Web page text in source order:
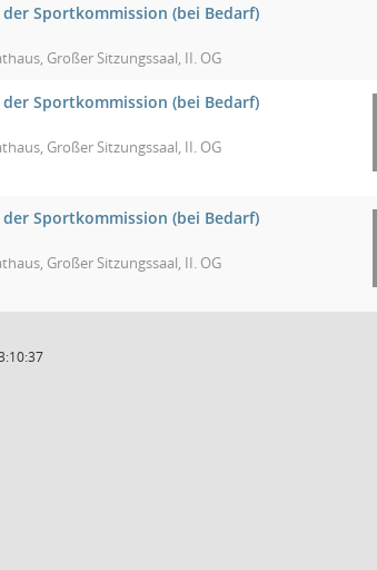
Sportkommission (bei Bedarf)
Großer Sitzungssaal, II. OG
Sportkommission (bei Bedarf)
Großer Sitzungssaal, II. OG
Sportkommission (bei Bedarf)
Großer Sitzungssaal, II. OG